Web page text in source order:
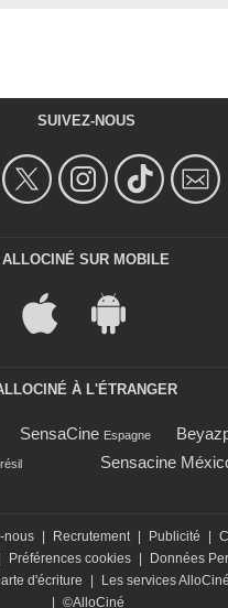
SUIVEZ-NOUS
ALLOCINÉ SUR MOBILE
À L'ÉTRANGER
SensaCine Espagne
Sensacine
nous Recrutement Publicité
Préférences cookies Données
d'écriture Les services AlloCiné
©AlloCiné